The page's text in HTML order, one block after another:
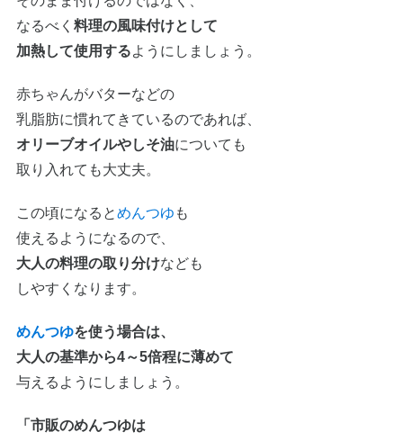
なるべく 料理の風味付けとして
加熱して使用するようにしましょう。
赤ちゃんがバターなどの
乳脂肪に慣れてきているのであれば、
オリーブオイルやしそ油についても
取り入れても大丈夫。
この頃になるとめんつゆ も
使えるようになるので、
大人の料理の取り分けなども
しやすくなります。
めんつゆを使う場合は、
大人の基準から4～5倍程に薄めて
与えるようにしましょう。
「市販のめんつゆは